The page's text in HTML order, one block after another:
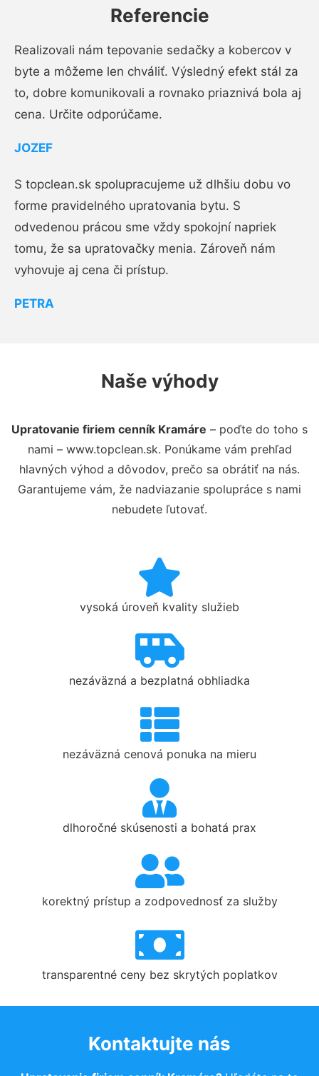
Referencie
Realizovali nám tepovanie sedačky a kobercov v
byte a môžeme len chváliť. Výsledný efekt stál za
to, dobre komunikovali a rovnako priaznivá bola aj
cena. Určite odporúčame.
JOZEF
S topclean.sk spolupracujeme už dlhšiu dobu vo
forme pravidelného upratovania bytu. S
odvedenou prácou sme vždy spokojní napriek
tomu, že sa upratovačky menia. Zároveň nám
vyhovuje aj cena či prístup.
PETRA
Naše výhody
Upratovanie firiem cenník Kramáre – poďte do toho s
nami – www.topclean.sk. Ponúkame vám prehľad
hlavných výhod a dôvodov, prečo sa obrátiť na nás.
Garantujeme vám, že nadviazanie spolupráce s nami
nebudete ľutovať.
vysoká úroveň kvality služieb
nezáväzná a bezplatná obhliadka
nezáväzná cenová ponuka na mieru
dlhoročné skúsenosti a bohatá prax
korektný prístup a zodpovednosť za služby
transparentné ceny bez skrytých poplatkov
Kontaktujte nás